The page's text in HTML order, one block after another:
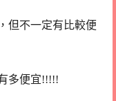
但不一定有比較便
多便宜!!!!!